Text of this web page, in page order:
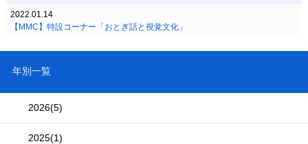
2022.01.14
【MMC】特設コーナー「おとぎ話と視覚文化」
年別一覧
2026(5)
2025(1)